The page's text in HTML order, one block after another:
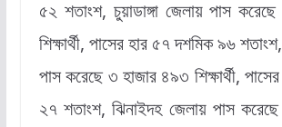
৫২ শতাংশ, চুয়াডাঙ্গা জেলায় পাস
শিক্ষার্থী, পাসের হার ৫৭ দশমিক ৯৬
পাস করেছে ৩ হাজার ৪৯৩ শিক্ষার্থী,
২৭ শতাংশ, ঝিনাইদহ জেলায় পাস